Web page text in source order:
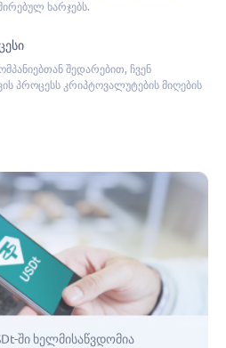
ში ხელმისაწვდომია
ხარჯებს.
შედარებით, ჩვენ
პროცესს კრიპტოვალუტების მიღების